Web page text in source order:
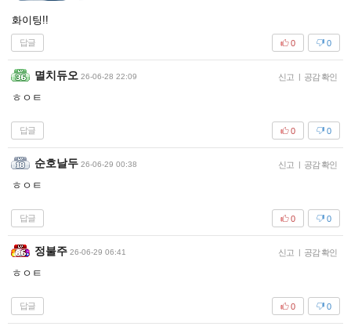
화이팅!!
답글 0
0
멸치듀오 26-06-28 22:09 신고 | 공감 확인
ㅎㅇㅌ
답글 0
0
순호날두 26-06-29 00:38 신고 | 공감 확인
ㅎㅇㅌ
답글 0
0
정불주 26-06-29 06:41 신고 | 공감 확인
ㅎㅇㅌ
답글 0
0